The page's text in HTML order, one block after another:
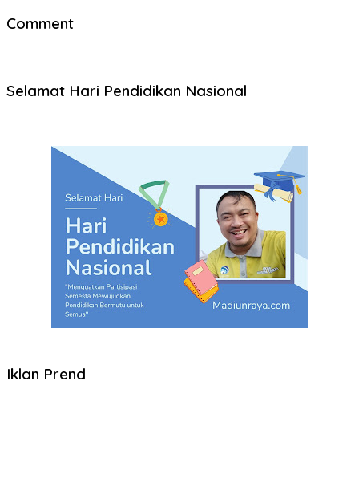
Comment
Selamat Hari Pendidikan Nasional
Iklan Prend